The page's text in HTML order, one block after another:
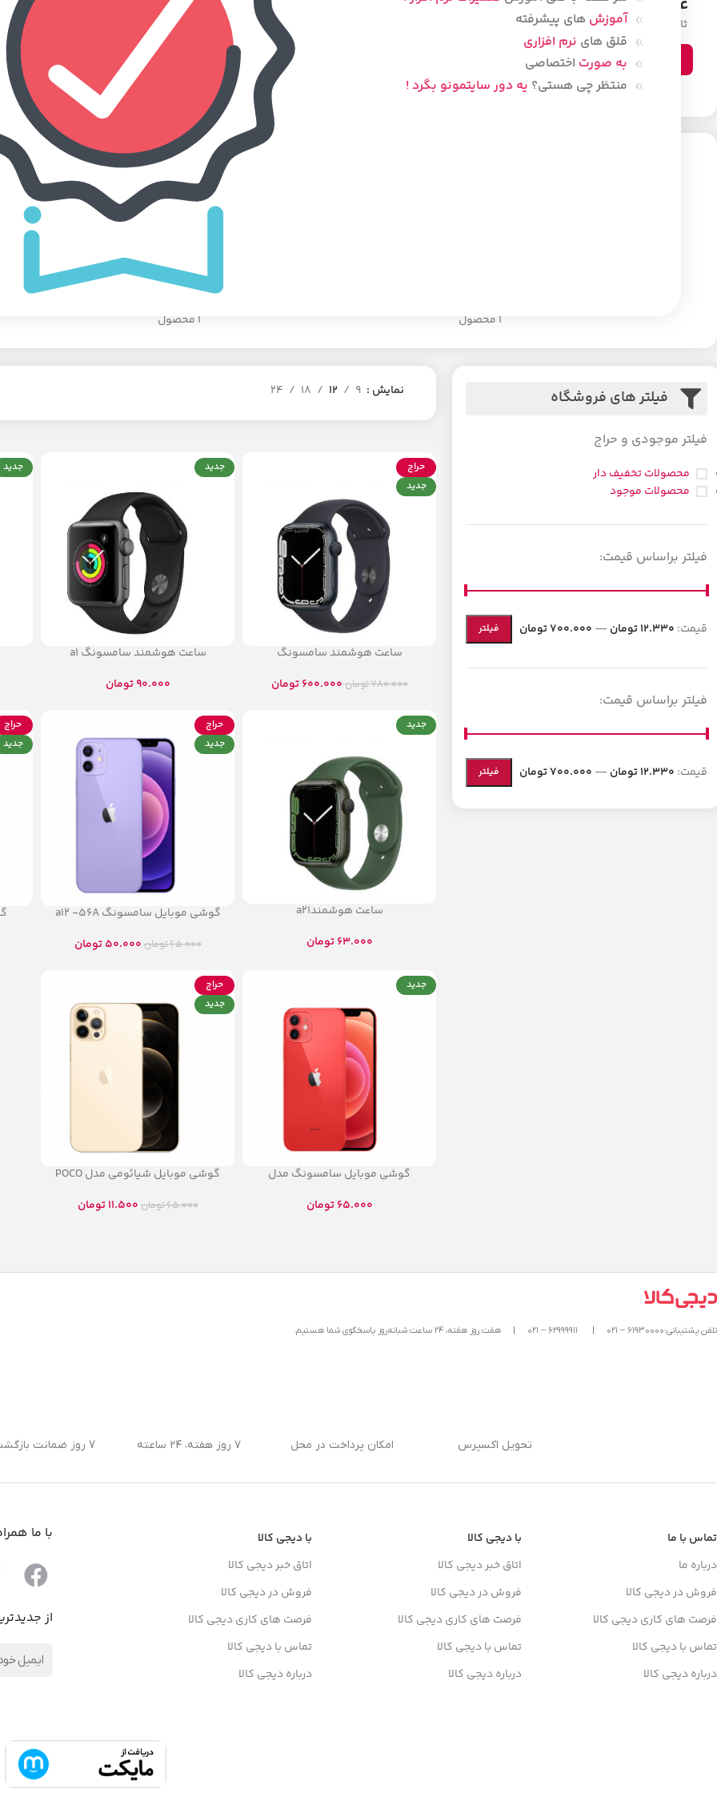
آموزش های پیشرفته
قلق های نرم افزاری
به صورت اختصاصی
منتظر چی هستی؟ یه دور سایتمونو بگرد !
60
روز
21
ساعت
30
دقیقه
33
ثانیه
مشاهده محصولات
1 محصول
خودرو، ابزار و تجهیزات
1 محصول
ساعت
فیلتر های فروشگاه
فیلتر موجودی و حراج
محصولات تخفیف دار
محصولات موجود
فیلتر براساس قیمت:
فیلتر قیمت: 12.330 تومان — 700.000 تومان
فیلتر براساس قیمت:
فیلتر قیمت: 12.330 تومان — 700.000 تومان
نمایش 9
12
18
24
حراج
جدید
ساعت هوشمند سامسونگ
780.000تومان600.000 تومان
جدید
ساعت هوشمند سامسونگ a1
90.000 تومان
جدید
جدید
ساعت هوشمندa21
63.000 تومان
حراج
جدید
گوشی موبایل سامسونگ a12 -56A
65.000تومان50.000 تومان
حراج
جدید
جدید
گوشی موبایل سامسونگ مدل
65.000 تومان
حراج
جدید
گوشی موبایل شیائومی مدل POCO
65.000تومان11.500 تومان
تلفن پشتیبانی:۶۱۹۳۰۰۰۰ – ۰۲۱ هفت روز هفته، ۲۴ ساعت شبانه‌روز پاسخگوی شما هستیم.
تحویل اکسپرس امکان پرداخت در محل ۷ روز هفته، ۲۴ ساعته 7 روز ضمانت بازگشت کالا
تماس با ما
درباره ما
فروش در دیجی کالا
فرصت های کاری دیجی کالا
تماس با دیجی کالا
درباره دیجی کالا
با دیجی کالا
اتاق خبر دیجی کالا
فروش در دیجی کالا
فرصت های کاری دیجی کالا
تماس با دیجی کالا
درباره دیجی کالا
با دیجی کالا
اتاق خبر دیجی کالا
فروش در دیجی کالا
فرصت های کاری دیجی کالا
تماس با دیجی کالا
درباره دیجی کالا
با ما
از